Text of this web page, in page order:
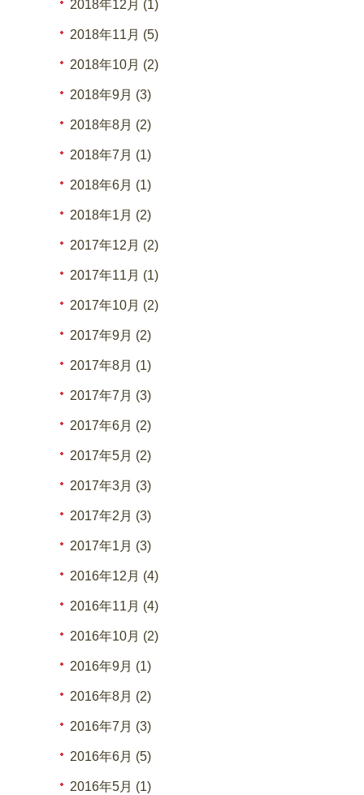
2018年12月 (1)
2018年11月 (5)
2018年10月 (2)
2018年9月 (3)
2018年8月 (2)
2018年7月 (1)
2018年6月 (1)
2018年1月 (2)
2017年12月 (2)
2017年11月 (1)
2017年10月 (2)
2017年9月 (2)
2017年8月 (1)
2017年7月 (3)
2017年6月 (2)
2017年5月 (2)
2017年3月 (3)
2017年2月 (3)
2017年1月 (3)
2016年12月 (4)
2016年11月 (4)
2016年10月 (2)
2016年9月 (1)
2016年8月 (2)
2016年7月 (3)
2016年6月 (5)
2016年5月 (1)